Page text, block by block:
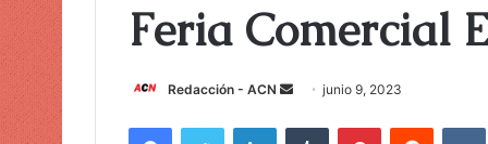
Feria Comercial
Redacción - ACN junio 9, 2023